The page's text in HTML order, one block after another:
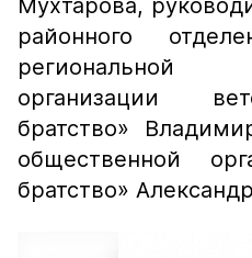
Мухтарова,
районного
региональной
организации
братство»
общественной
братство»